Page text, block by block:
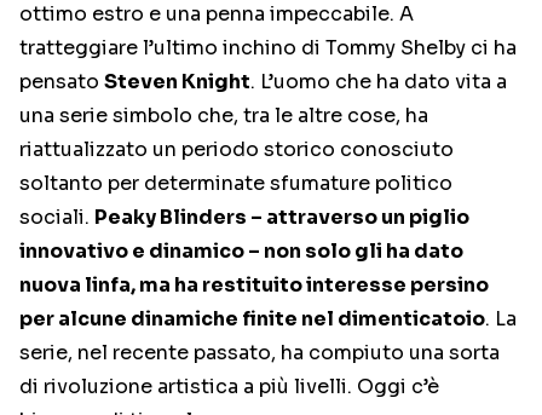
ottimo estro e una penna impeccabile. A
tratteggiare l’ultimo inchino di Tommy Shelby ci ha
pensato Steven Knight. L’uomo che ha dato vita a
una serie simbolo che, tra le altre cose, ha
riattualizzato un periodo storico conosciuto
soltanto per determinate sfumature politico
sociali. Peaky Blinders – attraverso un piglio
innovativo e dinamico – non solo gli ha dato
nuova linfa, ma ha restituito interesse persino
per alcune dinamiche finite nel dimenticatoio. La
serie, nel recente passato, ha compiuto una sorta
di rivoluzione artistica a più livelli. Oggi c’è